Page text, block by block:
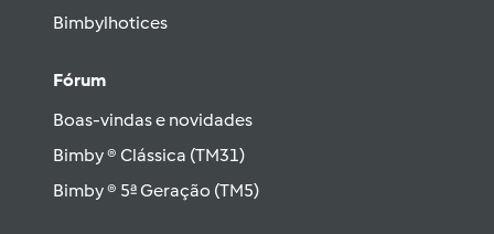
Bimbylhotices
Fórum
Boas-vindas e novidades
Bimby ® Clássica (TM31)
Bimby ® 5ª Geração (TM5)